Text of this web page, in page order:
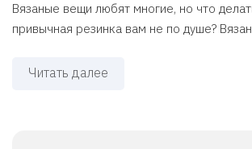
Вязаные вещи любят многие, но что
привычная резинка вам не по душе?
Читать далее